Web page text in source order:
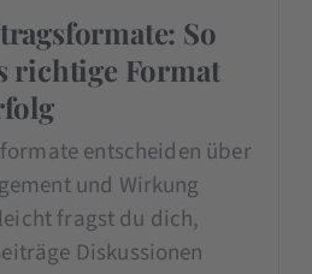
So
richtige Format
entscheiden über
und Wirkung
fragst du dich,
Diskussionen